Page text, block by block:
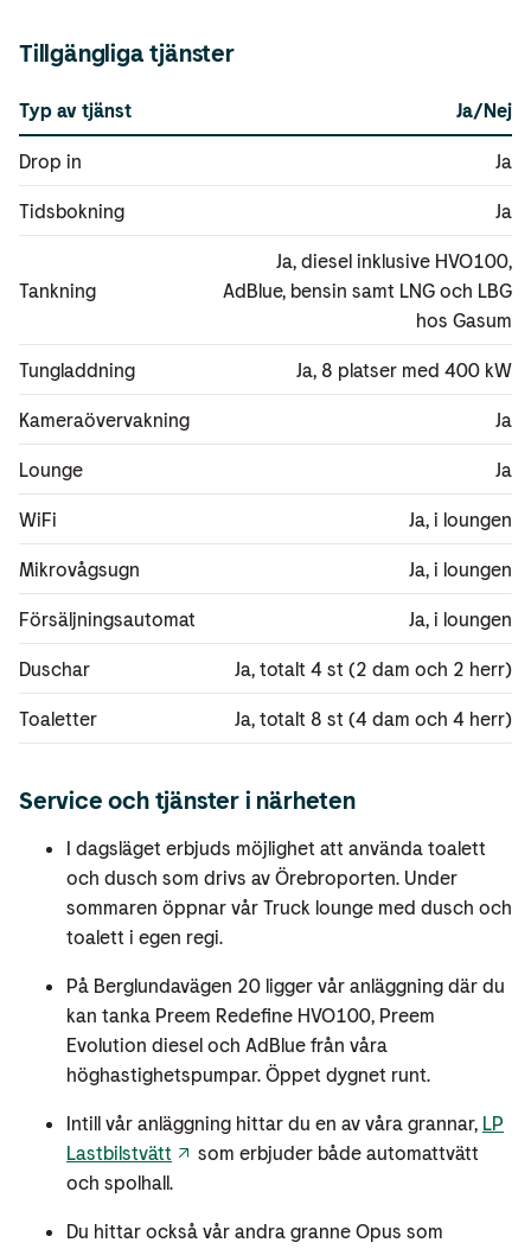
Tillgängliga tjänster
Typ av tjänst Ja/Nej
Drop in Ja
Tidsbokning Ja
Tankning
Ja, diesel inklusive HVO100,
AdBlue, bensin samt LNG och LBG
hos Gasum
Tungladdning Ja, 8 platser med 400 kW
Kameraövervakning Ja
Lounge Ja
WiFi Ja, i loungen
Mikrovågsugn Ja, i loungen
Försäljningsautomat Ja, i loungen
Duschar Ja, totalt 4 st (2 dam och 2 herr)
Toaletter Ja, totalt 8 st (4 dam och 4 herr)
Service och tjänster i närheten
I dagsläget erbjuds möjlighet att använda toalett
och dusch som drivs av Örebroporten. Under
sommaren öppnar vår Truck lounge med dusch och
toalett i egen regi.
På Berglundavägen 20 ligger vår anläggning där du
kan tanka Preem Redefine HVO100, Preem
Evolution diesel och AdBlue från våra
höghastighetspumpar. Öppet dygnet runt.
Intill vår anläggning hittar du en av våra grannar, LP
Lastbilstvätt
som erbjuder både automattvätt
och spolhall.
Du hittar också vår andra granne Opus som